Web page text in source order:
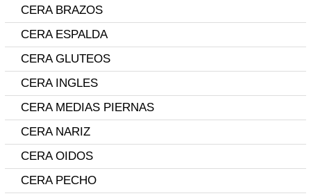
CERA BRAZOS
CERA ESPALDA
CERA GLUTEOS
CERA INGLES
CERA MEDIAS PIERNAS
CERA NARIZ
CERA OIDOS
CERA PECHO